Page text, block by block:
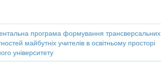
програма формування трансверсальних
майбутніх учителів в освітньому просторі
університету